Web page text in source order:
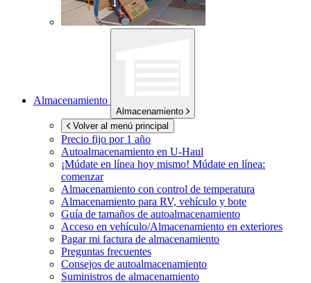
Almacenamiento
Almacenamiento
Volver al menú principal
Precio fijo por 1 año
Autoalmacenamiento en U-Haul
¡Múdate en línea hoy mismo! Múdate en línea:
comenzar
Almacenamiento con control de temperatura
Almacenamiento para RV, vehículo y bote
Guía de tamaños de autoalmacenamiento
Acceso en vehículo/Almacenamiento en exteriores
Pagar mi factura de almacenamiento
Preguntas frecuentes
Consejos de autoalmacenamiento
Suministros de almacenamiento